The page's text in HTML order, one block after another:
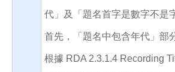
代」及「題名首字是數字不是
首先，「題名中包含年代」部
根據 RDA 2.3.1.4 Recording